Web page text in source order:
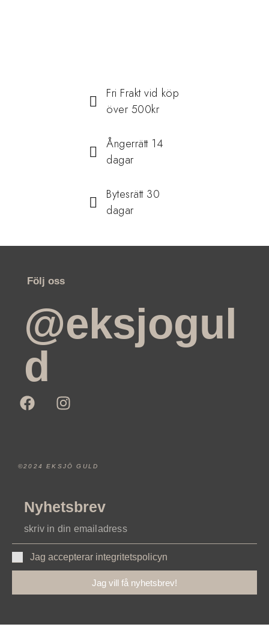
Fri Frakt vid köp
över 500kr
Ångerrätt 14
dagar
Bytesrätt 30
dagar
Följ oss
@eksjogul
d
©2024 EKSJÖ GULD
Nyhetsbrev
Jag accepterar integritetspolicyn
Jag vill få nyhetsbrev!